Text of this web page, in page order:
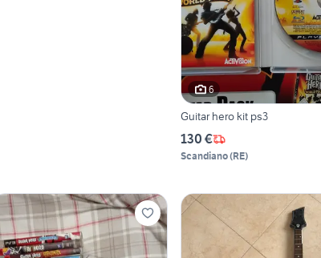
6
Guitar hero kit ps3
130 €
Scandiano(RE)